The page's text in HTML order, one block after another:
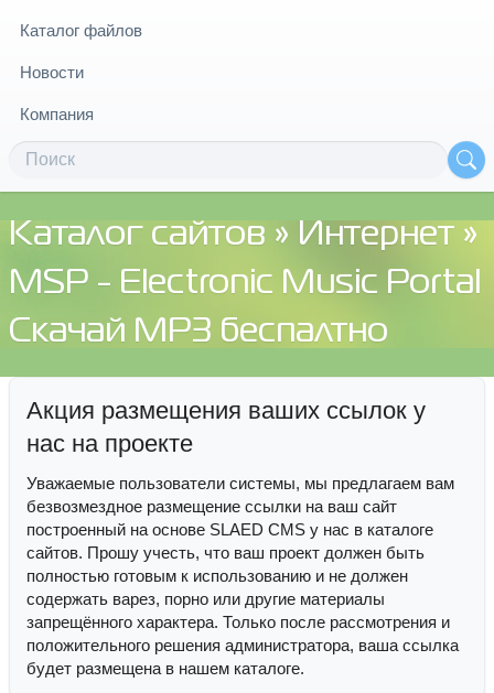
Каталог файлов
Новости
Компания
Каталог сайтов » Интернет »
MSP - Electronic Music Portal
Скачай MP3 беспалтно
Акция размещения ваших ссылок у
нас на проекте
Уважаемые пользователи системы, мы предлагаем вам
безвозмездное размещение ссылки на ваш сайт
построенный на основе SLAED CMS у нас в каталоге
сайтов. Прошу учесть, что ваш проект должен быть
полностью готовым к использованию и не должен
содержать варез, порно или другие материалы
запрещённого характера. Только после рассмотрения и
положительного решения администратора, ваша ссылка
будет размещена в нашем каталоге.